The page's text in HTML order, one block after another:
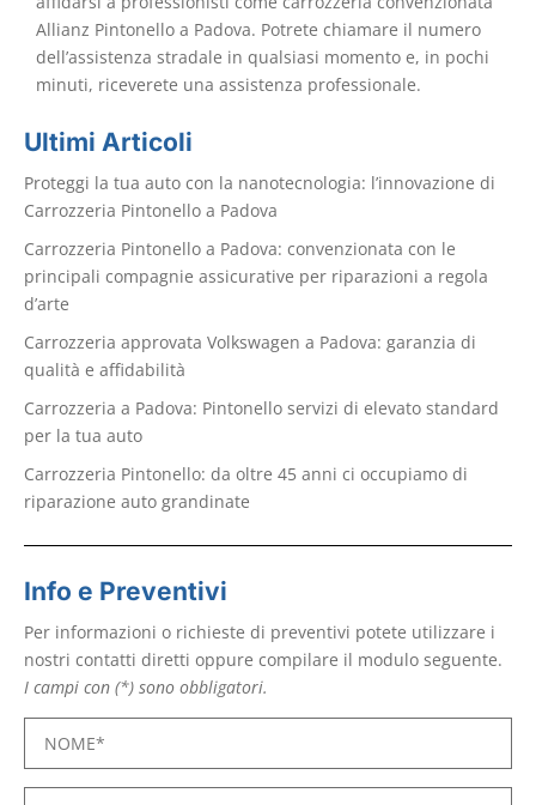
Allianz Pintonello a Padova. Potrete chiamare il numero
dell’assistenza stradale in qualsiasi momento e, in pochi
minuti, riceverete una assistenza professionale.
Ultimi Articoli
Proteggi la tua auto con la nanotecnologia: l’innovazione di
Carrozzeria Pintonello a Padova
Carrozzeria Pintonello a Padova: convenzionata con le
principali compagnie assicurative per riparazioni a regola
d’arte
Carrozzeria approvata Volkswagen a Padova: garanzia di
qualità e affidabilità
Carrozzeria a Padova: Pintonello servizi di elevato standard
per la tua auto
Carrozzeria Pintonello: da oltre 45 anni ci occupiamo di
riparazione auto grandinate
Info e Preventivi
Per informazioni o richieste di preventivi potete utilizzare i
nostri contatti diretti oppure compilare il modulo seguente.
I campi con (*) sono obbligatori.